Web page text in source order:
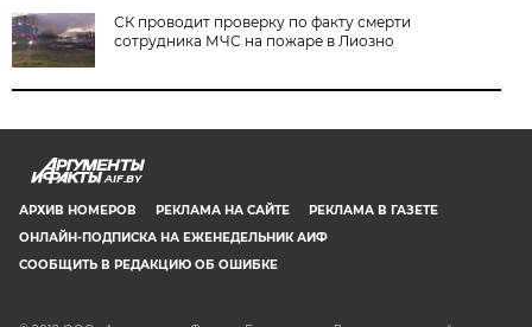
СК проводит проверку по факту смерти
сотрудника МЧС на пожаре в Лиозно
AIF.BY
АРХИВ НОМЕРОВ РЕКЛАМА НА САЙТЕ
РЕКЛАМА В ГАЗЕТЕ
ОНЛАЙН-ПОДПИСКА НА ЕЖЕНЕДЕЛЬНИК АИФ
СООБЩИТЬ В РЕДАКЦИЮ ОБ ОШИБКЕ